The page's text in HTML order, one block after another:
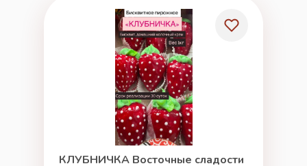
КЛУБНИЧКА Восточные сладости